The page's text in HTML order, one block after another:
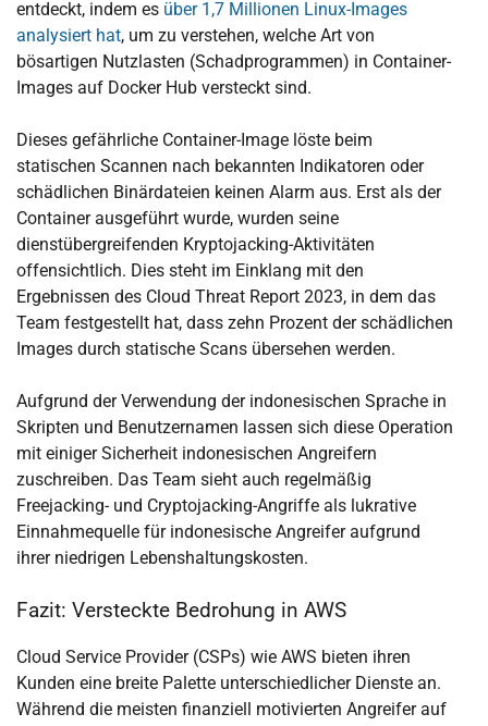
entdeckt, indem es über 1,7 Millionen Linux-Images
analysiert hat, um zu verstehen, welche Art von
bösartigen Nutzlasten (Schadprogrammen) in Container-
Images auf Docker Hub versteckt sind.
Dieses gefährliche Container-Image löste beim
statischen Scannen nach bekannten Indikatoren oder
schädlichen Binärdateien keinen Alarm aus. Erst als der
Container ausgeführt wurde, wurden seine
dienstübergreifenden Kryptojacking-Aktivitäten
offensichtlich. Dies steht im Einklang mit den
Ergebnissen des Cloud Threat Report 2023, in dem das
Team festgestellt hat, dass zehn Prozent der schädlichen
Images durch statische Scans übersehen werden.
Aufgrund der Verwendung der indonesischen Sprache in
Skripten und Benutzernamen lassen sich diese Operation
mit einiger Sicherheit indonesischen Angreifern
zuschreiben. Das Team sieht auch regelmäßig
Freejacking- und Cryptojacking-Angriffe als lukrative
Einnahmequelle für indonesische Angreifer aufgrund
ihrer niedrigen Lebenshaltungskosten.
Fazit: Versteckte Bedrohung in AWS
Cloud Service Provider (CSPs) wie AWS bieten ihren
Kunden eine breite Palette unterschiedlicher Dienste an.
Während die meisten finanziell motivierten Angreifer auf